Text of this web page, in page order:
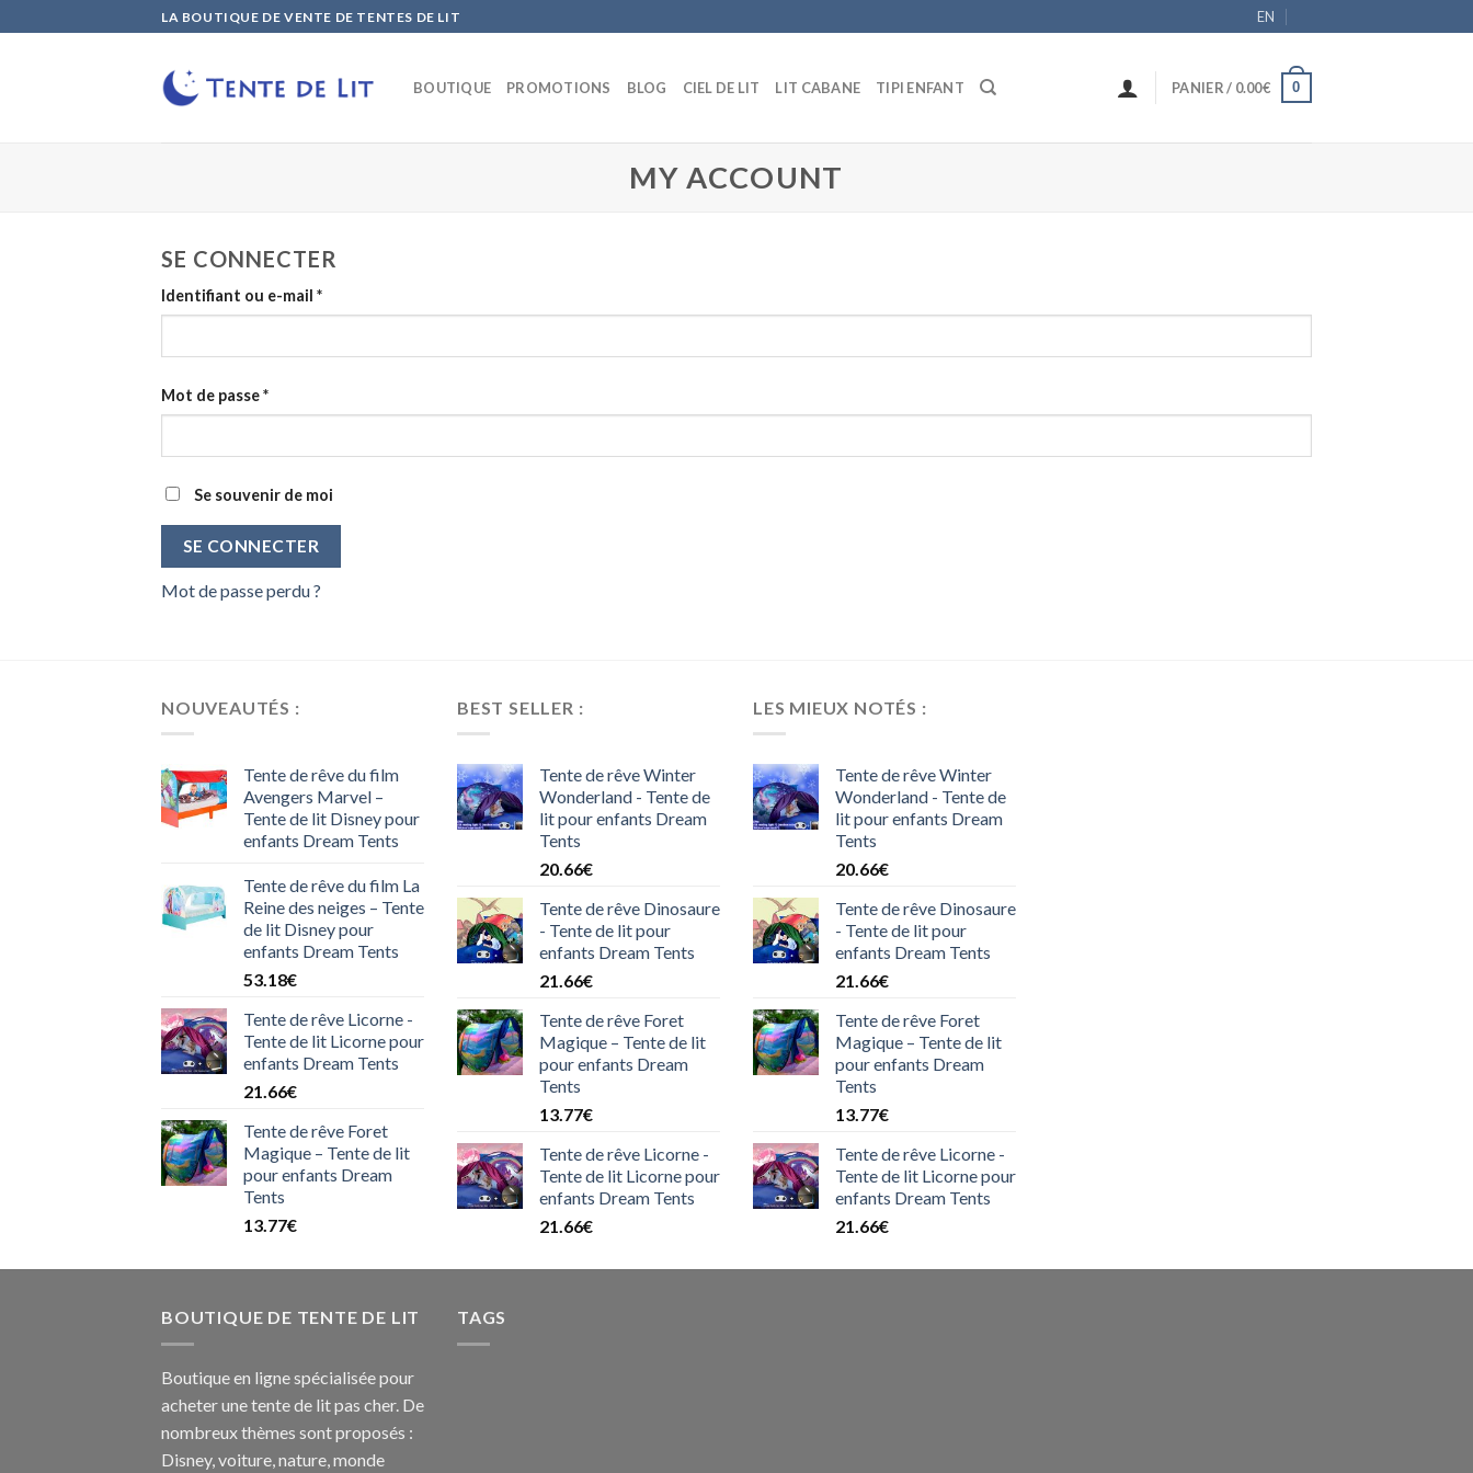
to
LA BOUTIQUE DE VENTE DE TENTES DE LIT EN
BOUTIQUE PROMOTIONS BLOG CIEL DE LIT LIT CABANE TIPI ENFANT PANIER / 0.00€ 0
MY ACCOUNT
SE CONNECTER
Identifiant ou e-mail *
Mot de passe*
Se souvenir de moi
SE CONNECTER
Mot de passe perdu ?
NOUVEAUTÉS :
Tente de rêve du film
Avengers Marvel –
Tente de lit Disney pour
enfants Dream Tents
Tente de rêve du film La
Reine des neiges – Tente
de lit Disney pour
enfants Dream Tents
53.18€
Tente de rêve Licorne -
Tente de lit Licorne pour
enfants Dream Tents
21.66€
Tente de rêve Foret
Magique – Tente de lit
pour enfants Dream
Tents
13.77€
BEST SELLER :
Tente de rêve Winter
Wonderland - Tente de
lit pour enfants Dream
Tents
20.66€
Tente de rêve Dinosaure
- Tente de lit pour
enfants Dream Tents
21.66€
Tente de rêve Foret
Magique – Tente de lit
pour enfants Dream
Tents
13.77€
Tente de rêve Licorne -
Tente de lit Licorne pour
enfants Dream Tents
21.66€
LES MIEUX NOTÉS :
Tente de rêve Winter
Wonderland - Tente de
lit pour enfants Dream
Tents
20.66€
Tente de rêve Dinosaure
- Tente de lit pour
enfants Dream Tents
21.66€
Tente de rêve Foret
Magique – Tente de lit
pour enfants Dream
Tents
13.77€
Tente de rêve Licorne -
Tente de lit Licorne pour
enfants Dream Tents
21.66€
BOUTIQUE DE TENTE DE LIT
Boutique en ligne spécialisée pour
acheter une tente de lit pas cher. De
nombreux thèmes sont proposés :
Disney, voiture, nature, monde
TAGS